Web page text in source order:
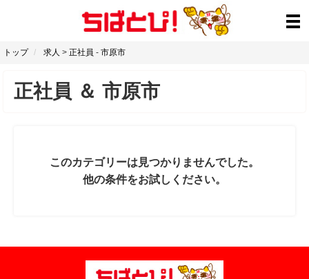
トップ 求人 > 正社員 - 市原市
正社員 ＆ 市原市
このカテゴリーは見つかりませんでした。
他の条件をお試しください。